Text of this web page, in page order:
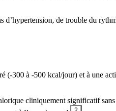
de trouble du
(-300 à -500 kcal/jour) et à une
cliniquement significatif